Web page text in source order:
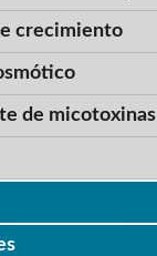
crecimiento
de micotoxinas